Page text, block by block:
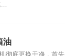
...
油
彻底更换干净，首先